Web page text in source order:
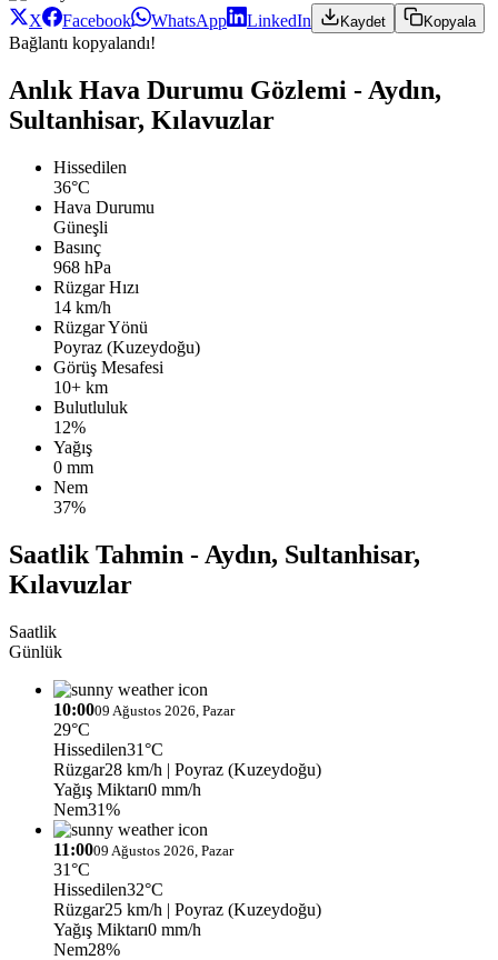
X Facebook WhatsApp LinkedIn Kaydet Kopyala
Bağlantı kopyalandı!
Anlık Hava Durumu Gözlemi - Aydın,
Sultanhisar, Kılavuzlar
Hissedilen
36°C
Hava Durumu
Güneşli
Basınç
968 hPa
Rüzgar Hızı
14 km/h
Rüzgar Yönü
Poyraz (Kuzeydoğu)
Görüş Mesafesi
10+ km
Bulutluluk
12%
Yağış
0 mm
Nem
37%
Saatlik Tahmin - Aydın, Sultanhisar,
Kılavuzlar
Saatlik
Günlük
10:0009 Ağustos 2026, Pazar
29°C
Hissedilen31°C
Rüzgar28 km/h | Poyraz (Kuzeydoğu)
Yağış Miktarı0 mm/h
Nem31%
11:0009 Ağustos 2026, Pazar
31°C
Hissedilen32°C
Rüzgar25 km/h | Poyraz (Kuzeydoğu)
Yağış Miktarı0 mm/h
Nem28%